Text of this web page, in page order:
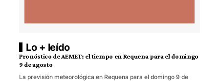
Lo + leído
Pronóstico de AEMET: el tiempo en Requena para el domingo
9 de agosto
La previsión meteorológica en Requena para el domingo 9 de